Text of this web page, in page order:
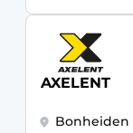
AXELENT
Bonheiden